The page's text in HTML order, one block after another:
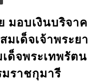
อบเงินบริจาค
เด็จเจ้าพระยา
ด็จพระเทพรัตน
ราชกุมารี